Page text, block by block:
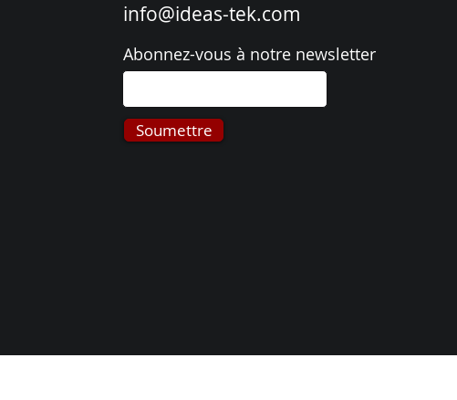
Soumettre
info@ideas-tek.com
Abonnez-vous à notre newsletter